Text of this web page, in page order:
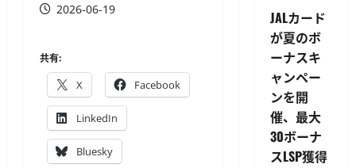
2026-06-19
共有:
X Facebook
LinkedIn
Bluesky
JALカード
が夏のボ
ーナスキ
ャンペー
ンを開
催、最大
30ボーナ
スLSP獲得